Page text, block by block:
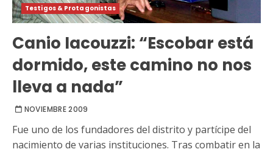
Testigos & Protagonistas
Canio Iacouzzi: “Escobar está
dormido, este camino no nos
lleva a nada”
NOVIEMBRE 2009
Fue uno de los fundadores del distrito y partícipe del
nacimiento de varias instituciones. Tras combatir en la